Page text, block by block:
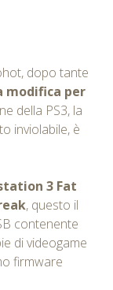
dopo tante
modifica per
della PS3, la
inviolabile, è
3 Fat
, questo il
contenente
di videogame
firmware